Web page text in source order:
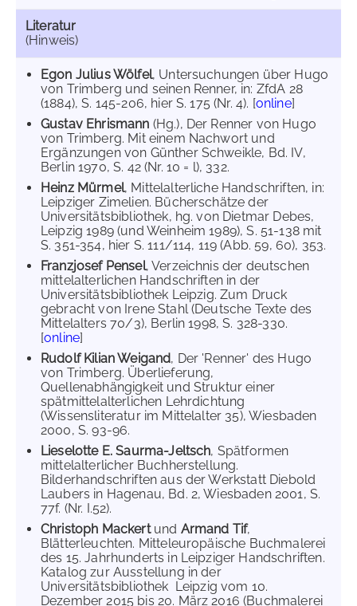
Literatur
(Hinweis)
Egon Julius Wölfel, Untersuchungen über Hugo
von Trimberg und seinen Renner, in: ZfdA 28
(1884), S. 145-206, hier S. 175 (Nr. 4). [online]
Gustav Ehrismann (Hg.), Der Renner von Hugo
von Trimberg. Mit einem Nachwort und
Ergänzungen von Günther Schweikle, Bd. IV,
Berlin 1970, S. 42 (Nr. 10 = l), 332.
Heinz Mürmel, Mittelalterliche Handschriften, in:
Leipziger Zimelien. Bücherschätze der
Universitätsbibliothek, hg. von Dietmar Debes,
Leipzig 1989 (und Weinheim 1989), S. 51-138 mit
S. 351-354, hier S. 111/114, 119 (Abb. 59, 60), 353.
Franzjosef Pensel, Verzeichnis der deutschen
mittelalterlichen Handschriften in der
Universitätsbibliothek Leipzig. Zum Druck
gebracht von Irene Stahl (Deutsche Texte des
Mittelalters 70/3), Berlin 1998, S. 328-330.
[online]
Rudolf Kilian Weigand, Der 'Renner' des Hugo
von Trimberg. Überlieferung,
Quellenabhängigkeit und Struktur einer
spätmittelalterlichen Lehrdichtung
(Wissensliteratur im Mittelalter 35), Wiesbaden
2000, S. 93-96.
Lieselotte E. Saurma-Jeltsch, Spätformen
mittelalterlicher Buchherstellung.
Bilderhandschriften aus der Werkstatt Diebold
Laubers in Hagenau, Bd. 2, Wiesbaden 2001, S.
77f. (Nr. I.52).
Christoph Mackertund Armand Tif,
Blätterleuchten. Mitteleuropäische Buchmalerei
des 15. Jahrhunderts in Leipziger Handschriften.
Katalog zur Ausstellung in der
Universitätsbibliothek Leipzig vom 10.
Dezember 2015 bis 20. März 2016 (Buchmalerei